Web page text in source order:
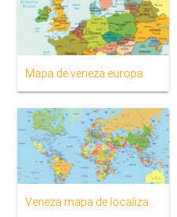
Mapa de veneza europa